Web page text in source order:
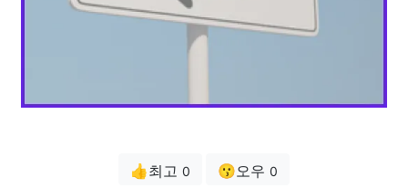
👍최고 0 😗오우 0